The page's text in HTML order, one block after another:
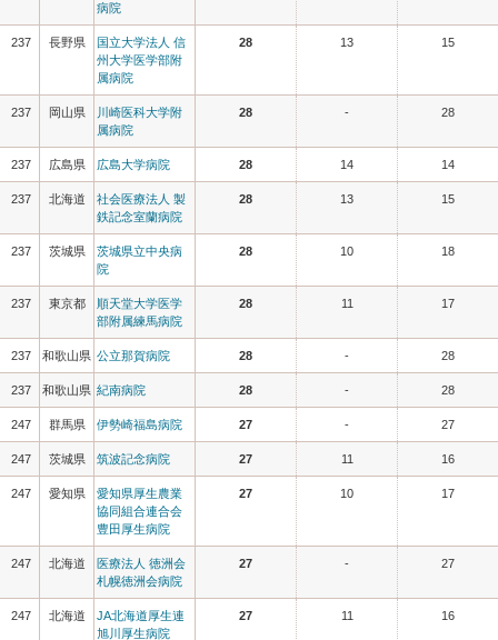
病院
237 長野県
国立大学法人 信
州大学医学部附
属病院
28 13 15
237 岡山県
川崎医科大学附
属病院
28 - 28
237 広島県 広島大学病院 28 14 14
237 北海道
社会医療法人 製
鉄記念室蘭病院
28 13 15
237 茨城県
茨城県立中央病
院
28 10 18
237 東京都
順天堂大学医学
部附属練馬病院
28 11 17
237 和歌山県 公立那賀病院 28 - 28
237 和歌山県 紀南病院 28 - 28
247 群馬県 伊勢崎福島病院 27 - 27
247 茨城県 筑波記念病院 27 11 16
247 愛知県
愛知県厚生農業
協同組合連合会
豊田厚生病院
27 10 17
247 北海道
医療法人 徳洲会
札幌徳洲会病院
27 - 27
247 北海道
JA北海道厚生連
旭川厚生病院
27 11 16